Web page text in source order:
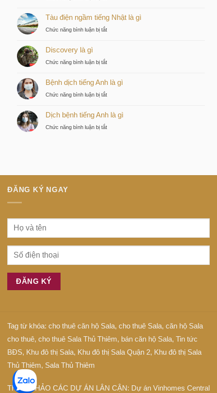
by
chiến
của
nhà
tư
Tàu điện ngầm tiếng Nhật là gì
Chức năng bình luận bị tắtở
gì
Discovery là gì
Chức năng bình luận bị tắtở
là
Bệnh dịch tiếng Anh là gì
Chức năng bình luận bị tắtở
dịch
Dịch bệnh tiếng Anh là gì
Chức năng bình luận bị tắtở
là
ĐĂNG KÝ NGAY
Tag từ khóa: cho thuê căn hộ Sala, cho thuê Sala, căn hộ Sala
cho thuê, cho thuê Sala Thủ Thiêm, bán căn hộ Sala, Tin tức
BĐS, Khu đô thị Sala, Khu đô thị Sala Quận 2, Khu đô thị Sala
Thủ Thiêm, Sala Thủ Thiêm
THAM KHẢO CÁC DỰ ÁN LÂN CẬN: Dự án Vinhomes Central